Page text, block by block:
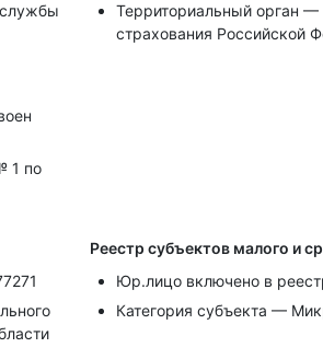
1 по
Территориальный орган —
страхования Российской
Реестр субъектов малого и
Юр.лицо включено в
Категория субъекта —